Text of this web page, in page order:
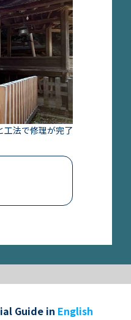
工法で修理が完了
Guide in English